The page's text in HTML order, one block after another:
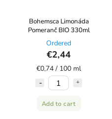
Bohemsca Limonáda
Pomeranč BIO 330ml
Ordered
€2,44
€0,74 / 100 ml
Add to cart